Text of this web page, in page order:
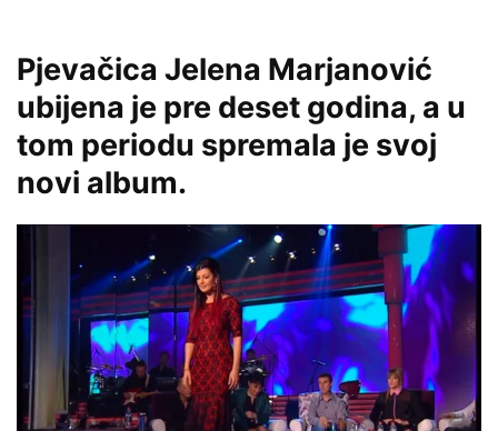
Pjevačica Jelena Marjanović
ubijena je pre deset godina, a u
tom periodu spremala je svoj
novi album.